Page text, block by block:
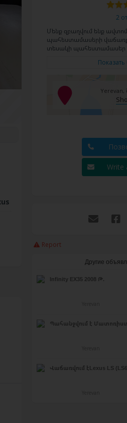
2
Մենք զբաղվում ենք
պահեստամասերի
տեսակի
Yerevan,
Write
Report
Другие
Infinity EX35 2008 Թ.
Պահանջվում է
Վաճառվում էLexus LS